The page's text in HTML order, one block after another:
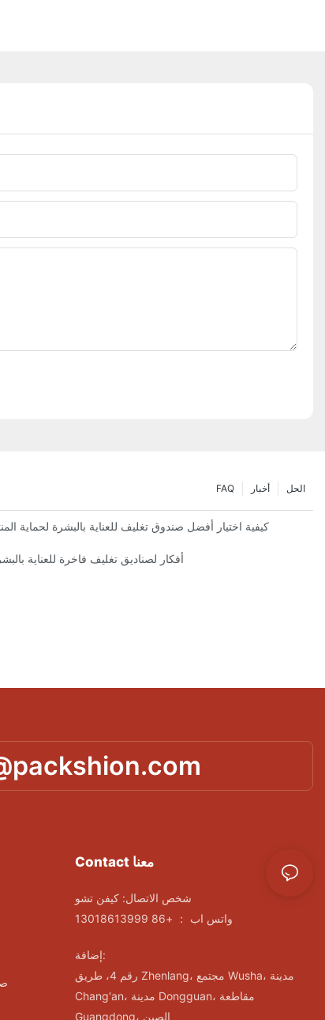
الحل أخبار FAQ
كيفية اختيار أفضل صندوق تغليف للعناية بالبشرة لحماية
أفكار لصناديق تغليف فاخرة للعناية
Contact معنا
شخص الاتصال: كيفن تشو
واتس اب ： +86 13018613999
إضافة:
رقم 4، طريق Zhenlang، مجتمع Wusha، مدينة
Chang'an، مدينة Dongguan، مقاطعة
Guangdong، الصين